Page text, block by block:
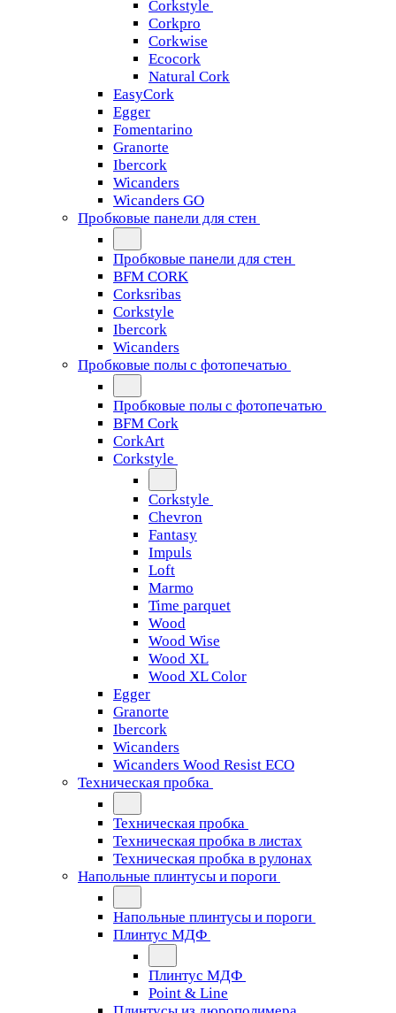
Corkstyle
Corkpro
Corkwise
Ecocork
Natural Cork
EasyCork
Egger
Fomentarino
Granorte
Ibercork
Wicanders
Wicanders GO
Пробковые панели для стен
Пробковые панели для стен
BFM CORK
Corksribas
Corkstyle
Ibercork
Wicanders
Пробковые полы с фотопечатью
Пробковые полы с фотопечатью
BFM Cork
CorkArt
Corkstyle
Corkstyle
Chevron
Fantasy
Impuls
Loft
Marmo
Time parquet
Wood
Wood Wise
Wood XL
Wood XL Color
Egger
Granorte
Ibercork
Wicanders
Wicanders Wood Resist ECO
Техническая пробка
Техническая пробка
Техническая пробка в листах
Техническая пробка в рулонах
Напольные плинтусы и пороги
Напольные плинтусы и пороги
Плинтус МДФ
Плинтус МДФ
Point & Line